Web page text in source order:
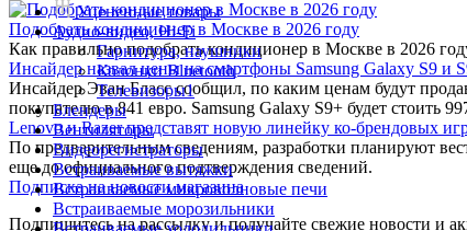
Уцененные товары
Аудио-видео, Hi-Fi
Гарнитура, наушники
Колонки Bluetooth
Телевизоры1
Блендеры
Вентиляторы
Видеорегистраторы
Встраиваемые вытяжки
Встраиваемые микроволновые печи
Встраиваемые морозильники
Подобрать кондиционер в Москве в 2026 году
Как правильно подобрать кондиционер в Москве в 2026
Инсайдер назвал цены на смартфоны Samsung Galaxy S9 и
Инсайдер Эван Бласс сообщил, по каким ценам будут
покупателю в 841 евро. Samsung Galaxy S9+ будет стоить
Lenovo и Razer представят новую линейку ко-брендовых
По предварительным сведениям, разработки планируют
еще до официального подтверждения сведений.
Подписка на новости магазина
Подпишитесь на рассылку и получайте свежие новости и